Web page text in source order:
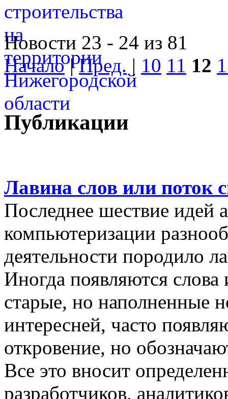
Новости 23 - 24 из 81
Начало|Пред. | 10 11 12
Публикации
Лавина слов или поток
Последнее шествие идей
компьютеризации
деятельности породило
Иногда появляются
старые, но наполненные
интересней, часто
откровение, но
Все это вносит
разработчиков,